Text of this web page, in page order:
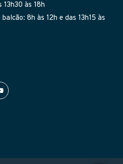
13h30 às 18h
8h às 12h e das 13h15 às